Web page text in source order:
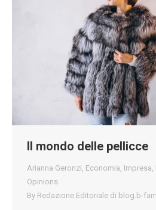
Il mondo delle pellicce
Arianna Geronzi, Economia, Impresa,
Opinions
By Redazione Editoriale di blog.b-